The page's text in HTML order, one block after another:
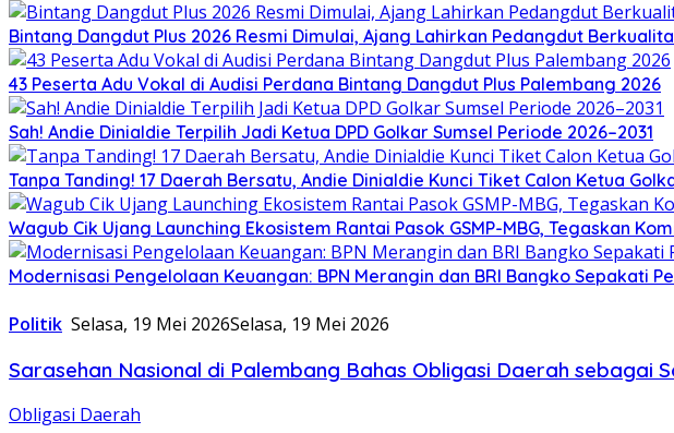
Bintang Dangdut Plus 2026 Resmi Dimulai, Ajang Lahirkan Pedangdut
43 Peserta Adu Vokal di Audisi Perdana Bintang Dangdut Plus Palembang 2026
Sah! Andie Dinialdie Terpilih Jadi Ketua DPD Golkar Sumsel Periode 2026–2031
Tanpa Tanding! 17 Daerah Bersatu, Andie Dinialdie Kunci Tiket Calon Ketua
Wagub Cik Ujang Launching Ekosistem Rantai Pasok GSMP-MBG, Tegaskan
Modernisasi Pengelolaan Keuangan: BPN Merangin dan BRI Bangko Sepakati
Politik Selasa, 19 Mei 2026Selasa, 19 Mei 2026
Sarasehan Nasional di Palembang Bahas Obligasi Daerah sebagai
Obligasi Daerah